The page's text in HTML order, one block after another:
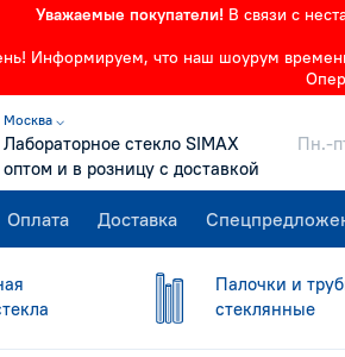
Уважаемые покупатели! В связи с
Информируем, что наш шоурум
Москва ⌵
Лабораторное стекло SIMAX
оптом и в розницу с доставкой
Пн.-
Оплата Доставка
Палочки и
стеклянные